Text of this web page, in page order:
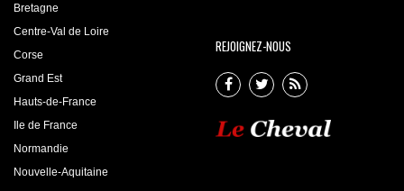
Bretagne
Centre-Val de Loire
Corse
Grand Est
Hauts-de-France
Ile de France
Normandie
Nouvelle-Aquitaine
REJOIGNEZ-NOUS